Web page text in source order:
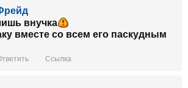
внучка
вместе со всем его паскудным
Ссылка